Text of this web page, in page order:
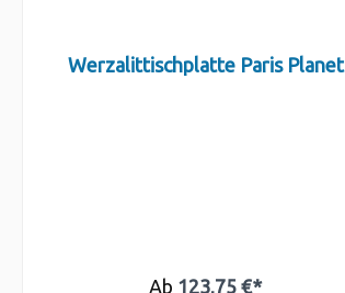
Werzalittischplatte Paris Planet
Ab 123,75 €*